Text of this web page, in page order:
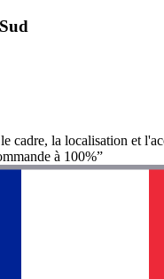
cadre, la localisation et
à 100%”